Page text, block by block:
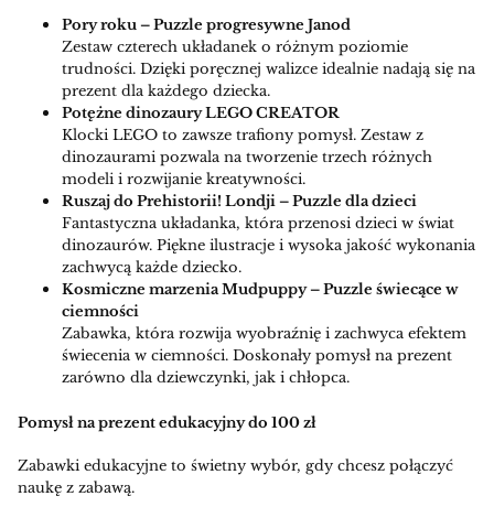
Pory roku – Puzzle progresywne Janod
Zestaw czterech układanek o różnym poziomie
trudności. Dzięki poręcznej walizce idealnie nadają się na
prezent dla każdego dziecka.
Potężne dinozaury LEGO CREATOR
Klocki LEGO to zawsze trafiony pomysł. Zestaw z
dinozaurami pozwala na tworzenie trzech różnych
modeli i rozwijanie kreatywności.
Ruszaj do Prehistorii! Londji – Puzzle dla dzieci
Fantastyczna układanka, która przenosi dzieci w świat
dinozaurów. Piękne ilustracje i wysoka jakość wykonania
zachwycą każde dziecko.
Kosmiczne marzenia Mudpuppy – Puzzle świecące w
ciemności
Zabawka, która rozwija wyobraźnię i zachwyca efektem
świecenia w ciemności. Doskonały pomysł na prezent
zarówno dla dziewczynki, jak i chłopca.
Pomysł na prezent edukacyjny do 100 zł
Zabawki edukacyjne to świetny wybór, gdy chcesz połączyć
naukę z zabawą.